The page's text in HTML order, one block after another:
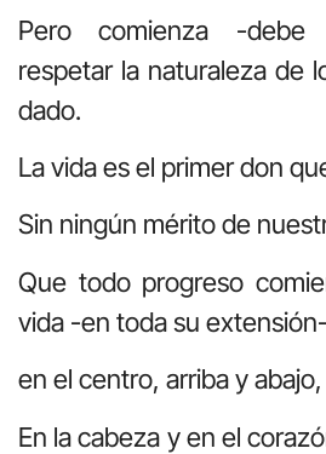
Pero comienza -debe
respetar la naturaleza de
dado.
La vida es el primer don
Sin ningún mérito de
Que todo progreso
vida -en toda su extensión-
en el centro, arriba y
En la cabeza y en el